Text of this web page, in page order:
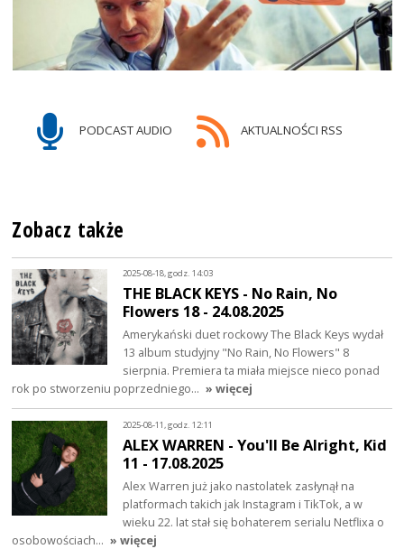
PODCAST AUDIO AKTUALNOŚCI RSS
Zobacz także
2025-08-18, godz. 14:03
THE BLACK KEYS - No Rain, No
Flowers 18 - 24.08.2025
Amerykański duet rockowy The Black Keys wydał
13 album studyjny "No Rain, No Flowers" 8
sierpnia. Premiera ta miała miejsce nieco ponad
rok po stworzeniu poprzedniego… » więcej
2025-08-11, godz. 12:11
ALEX WARREN - You'll Be Alright, Kid
11 - 17.08.2025
Alex Warren już jako nastolatek zasłynął na
platformach takich jak Instagram i TikTok, a w
wieku 22. lat stał się bohaterem serialu Netflixa o
osobowościach… » więcej